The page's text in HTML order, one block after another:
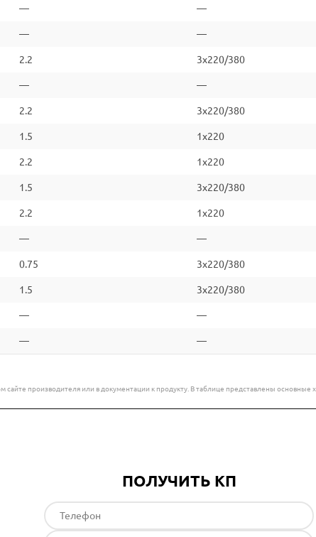
— —
— —
2.2 3x220/380
— —
2.2 3x220/380
1.5 1x220
2.2 1x220
1.5 3x220/380
2.2 1x220
— —
0.75 3x220/380
1.5 3x220/380
— —
— —
производителя или в документации к продукту. В таблице представлены
ПОЛУЧИТЬ КП